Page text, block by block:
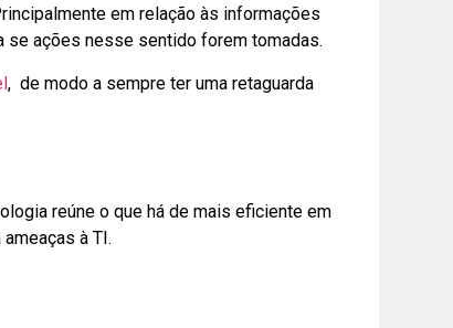
em relação às informações
se ações nesse sentido forem tomadas.
, de modo a sempre ter uma retaguarda
reúne o que há de mais eficiente em
à TI.